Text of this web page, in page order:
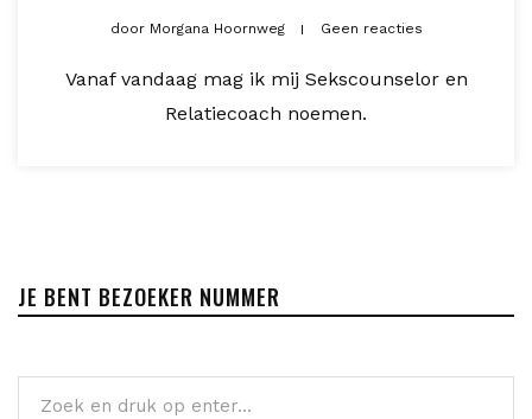
doorMorgana Hoornweg Geen reacties
Vanaf vandaag mag ik mij Sekscounselor en
Relatiecoach noemen.
JE BENT BEZOEKER NUMMER